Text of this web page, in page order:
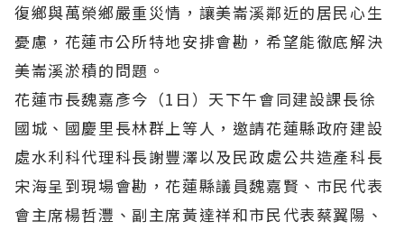
復鄉與萬榮鄉嚴重災情，讓美崙溪鄰近的居民心生
憂慮，花蓮市公所特地安排會勘，希望能徹底解決
美崙溪淤積的問題。
花蓮市長魏嘉彥今（1日）天下午會同建設課長徐
國城、國慶里長林群上等人，邀請花蓮縣政府建設
處水利科代理科長謝豐澤以及民政處公共造產科長
宋海呈到現場會勘，花蓮縣議員魏嘉賢、市民代表
會主席楊哲灃、副主席黃達祥和市民代表蔡翼陽、